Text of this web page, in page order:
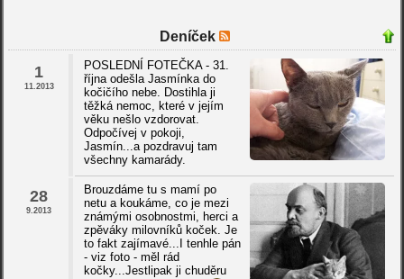
Deníček
1
11.2013
POSLEDNÍ FOTEČKA - 31.
října odešla Jasmínka do
kočičího nebe. Dostihla ji
těžká nemoc, které v jejím
věku nešlo vzdorovat.
Odpočívej v pokoji,
Jasmín...a pozdravuj tam
všechny kamarády.
28
9.2013
Brouzdáme tu s mamí po
netu a koukáme, co je mezi
známými osobnostmi, herci a
zpěváky milovníků koček. Je
to fakt zajímavé...I tenhle pán
- viz foto - měl rád
kočky...Jestlipak ji chuděru